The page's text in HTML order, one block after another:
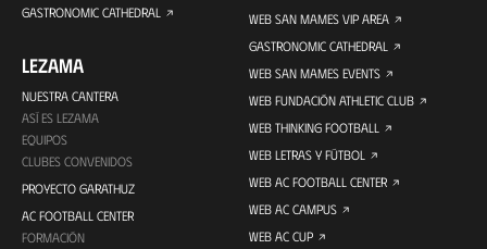
GASTRONOMIC CATHEDRAL
LEZAMA
NUESTRA CANTERA
ASÍ ES LEZAMA
EQUIPOS
CLUBES CONVENIDOS
PROYECTO GARATHUZ
AC FOOTBALL CENTER
FORMACIÓN
WEB SAN MAMES VIP AREA
GASTRONOMIC CATHEDRAL
WEB SAN MAMES EVENTS
WEB FUNDACIÓN ATHLETIC CLUB
WEB THINKING FOOTBALL
WEB LETRAS Y FÚTBOL
WEB AC FOOTBALL CENTER
WEB AC CAMPUS
WEB AC CUP